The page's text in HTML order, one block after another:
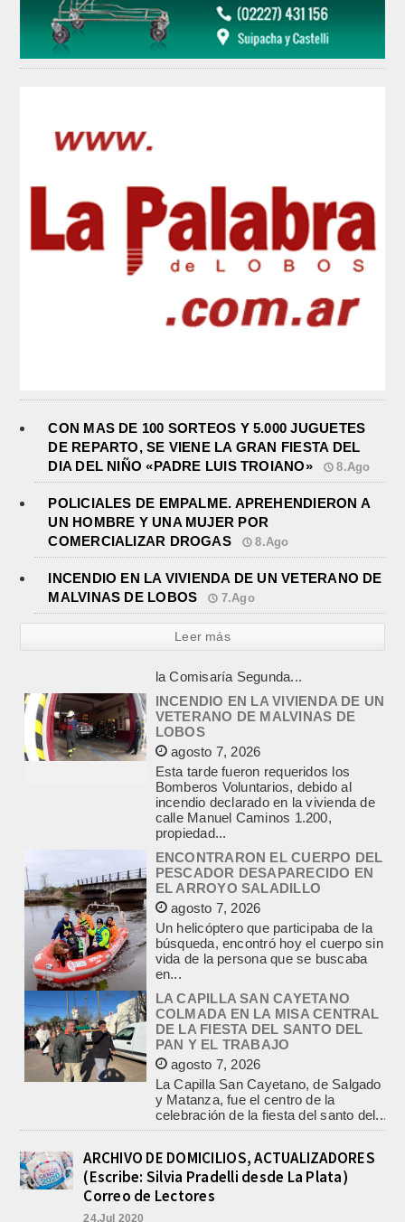
CON MAS DE 100 SORTEOS Y 5.000 JUGUETES
DE REPARTO, SE VIENE LA GRAN FIESTA DEL
DIA DEL NIÑO «PADRE LUIS TROIANO»
8.Ago
POLICIALES DE EMPALME. APREHENDIERON A
UN HOMBRE Y UNA MUJER POR
COMERCIALIZAR DROGAS
8.Ago
INCENDIO EN LA VIVIENDA DE UN VETERANO DE
MALVINAS DE LOBOS
7.Ago
Leer más
INCENDIO EN LA VIVIENDA DE UN
VETERANO DE MALVINAS DE
LOBOS
agosto 7, 2026
Esta tarde fueron requeridos los
Bomberos Voluntarios, debido al
incendio declarado en la vivienda de
calle Manuel Caminos 1.200,
propiedad...
ENCONTRARON EL CUERPO DEL
PESCADOR DESAPARECIDO EN
EL ARROYO SALADILLO
agosto 7, 2026
Un helicóptero que participaba de la
búsqueda, encontró hoy el cuerpo sin
vida de la persona que se buscaba
en...
LA CAPILLA SAN CAYETANO
COLMADA EN LA MISA CENTRAL
DE LA FIESTA DEL SANTO DEL
PAN Y EL TRABAJO
agosto 7, 2026
La Capilla San Cayetano, de Salgado
y Matanza, fue el centro de la
celebración de la fiesta del santo del...
CON MAS DE 100 SORTEOS Y
5.000 JUGUETES DE REPARTO, SE
VIENE LA GRAN FIESTA DEL DIA
DEL NIÑO «PADRE LUIS
TROIANO»
agosto 8, 2026
ARCHIVO DE DOMICILIOS, ACTUALIZADORES
(Escribe: Silvia Pradelli desde La Plata)
Correo de Lectores
24.Jul 2020